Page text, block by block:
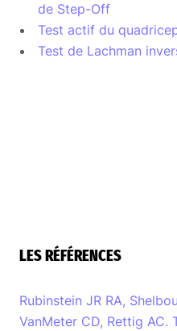
de Step-Off
Test actif du
Test de Lachman
LES RÉFÉRENCES
Rubinstein JR RA,
VanMeter CD, Rettig